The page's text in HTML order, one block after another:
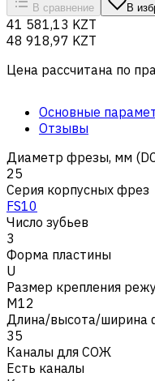
В сравнение В
41 581,13 KZT
48 918,97 KZT
Цена рассчитана по
Основные
Отзывы
Диаметр фрезы, мм
25
Серия корпусных фрез
FS10
Число зубьев
3
Форма пластины
U
Размер крепления
M12
Длина/высота/ширина
35
Каналы для СОЖ
Есть каналы